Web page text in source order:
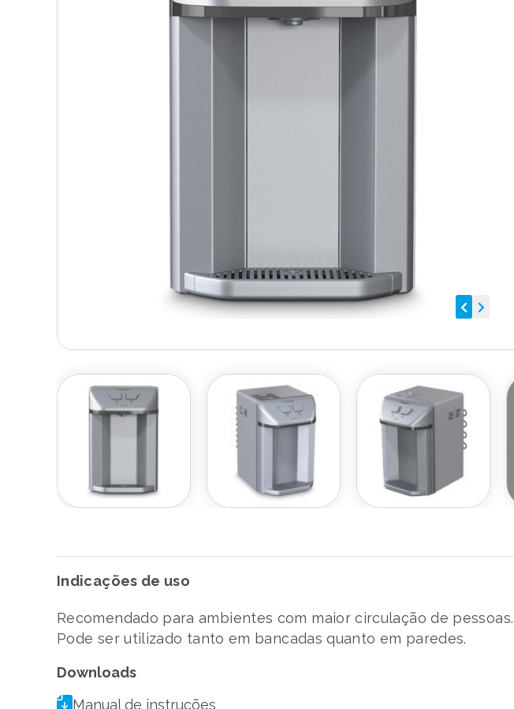
Indicações de uso
Recomendado para ambientes com maior circulação de pessoas.
Pode ser utilizado tanto em bancadas quanto em paredes.
Downloads
Manual de instruções